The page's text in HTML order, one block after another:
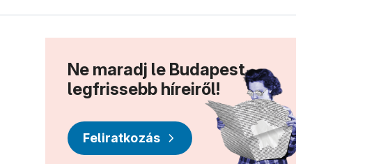
Ne maradj le Budapest
legfrissebb híreiről!
Feliratkozás